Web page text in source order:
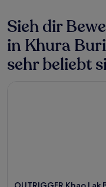
Sieh dir
in Khura
sehr beliebt